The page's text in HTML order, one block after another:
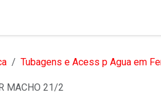
Tubagens e Acess p Agua em
MACHO 21/2